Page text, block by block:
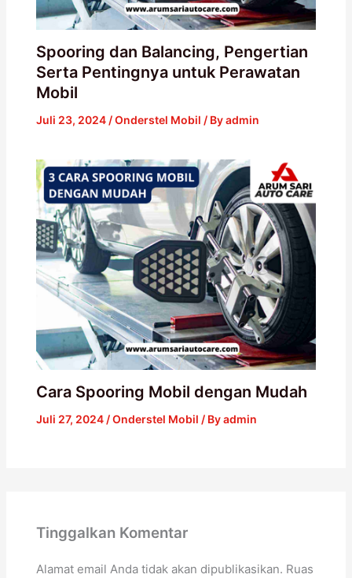
Spooring dan Balancing, Pengertian
Serta Pentingnya untuk Perawatan
Mobil
Juli 23, 2024 /Onderstel Mobil / Byadmin
Cara Spooring Mobil dengan Mudah
Juli 27, 2024 /Onderstel Mobil / Byadmin
Tinggalkan Komentar
Alamat email Anda tidak akan dipublikasikan. Ruas